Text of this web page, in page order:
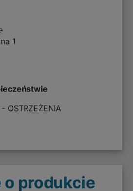
1
OSTRZEŻENIA
o produkcie